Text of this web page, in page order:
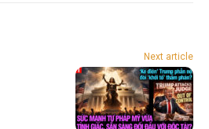
Next article